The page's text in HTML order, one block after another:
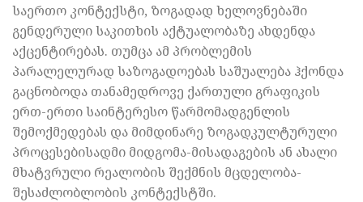
საერთო კონტექსტი, ზოგადად ხელოვნებაში
გენდერული საკითხის აქტუალობაზე ახდენდა
აქცენტირებას. თუმცა ამ პრობლემის
პარალელურად საზოგადოებას საშუალება ჰქონდა
გაცნობოდა თანამედროვე ქართული გრაფიკის
ერთ-ერთი საინტერესო წარმომადგენლის
შემოქმედებას და მიმდინარე ზოგადკულტურული
პროცესებისადმი მიდგომა-მისადაგების ან ახალი
მხატვრული რეალობის შექმნის მცდელობა-
შესაძლობლობის კონტექსტში.